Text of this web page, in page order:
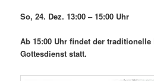
So, 24. Dez. 13:00 – 15:00 Uhr
Ab 15:00 Uhr findet der traditionelle
Gottesdienst statt.